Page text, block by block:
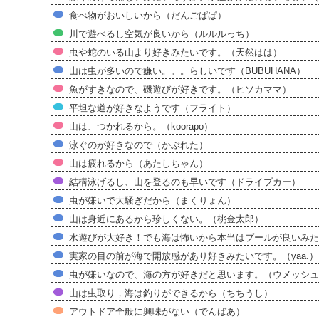
食べ物がおいしいから（だんごぱぱ）
川で遊べるし空気が良いから（ルルルっち）
虫や蛇のいる山より好きみたいです。（天然はは）
山は虫が多いので嫌い。。。らしいです（BUBUHANA）
魚がすきなので、磯遊びが好きです。（ヒソカママ）
平坦な道が好きなようです（フライト）
山は、つかれるから。（koorapo）
泳ぐのが好きなので（かぶれた）
山は疲れるから（あたしちゃん）
結構泳げるし、山を登るのも早いです（ドライブカー）
虫が嫌いで大騒ぎだから（まくりょん）
山は身近にあるから珍しくない。（桃金太郎）
水遊びが大好き！でも海は怖いから本当はプールが良いみた
実家の目の前が海で開放感があり好きみたいです。（yaa.）
虫が嫌いなので、海の方が好きだと思います。（ウメッシュ
山は虫取り，海は釣りができるから（ちちうし）
アウトドア全般に興味がない（でんばあ）